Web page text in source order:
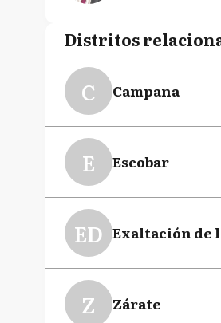
Distritos
C Campana
E Escobar
ED Exaltación de
Z Zárate